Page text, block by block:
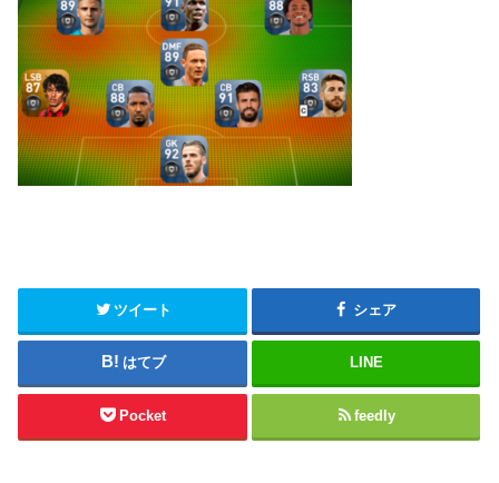
ツイート シェア
はてブ LINE
Pocket feedly